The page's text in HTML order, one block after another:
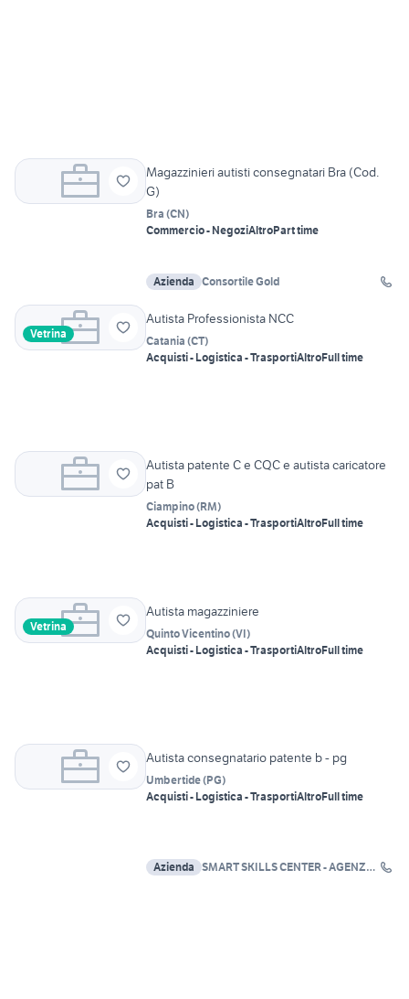
Magazzinieri autisti consegnatari Bra (Cod.
G)
Bra (CN)
Commercio - NegoziAltroPart time
Azienda Consortile Gold
Vetrina
Autista Professionista NCC
Catania (CT)
Acquisti - Logistica - TrasportiAltroFull time
Autista patente C e CQC e autista caricatore
pat B
Ciampino(RM)
Acquisti - Logistica - TrasportiAltroFull time
Vetrina
Autista magazziniere
Quinto Vicentino(VI)
Acquisti - Logistica - TrasportiAltroFull time
Autista consegnatario patente b - pg
Umbertide(PG)
Acquisti - Logistica - TrasportiAltroFull time
Azienda SMART SKILLS CENTER - AGENZIA